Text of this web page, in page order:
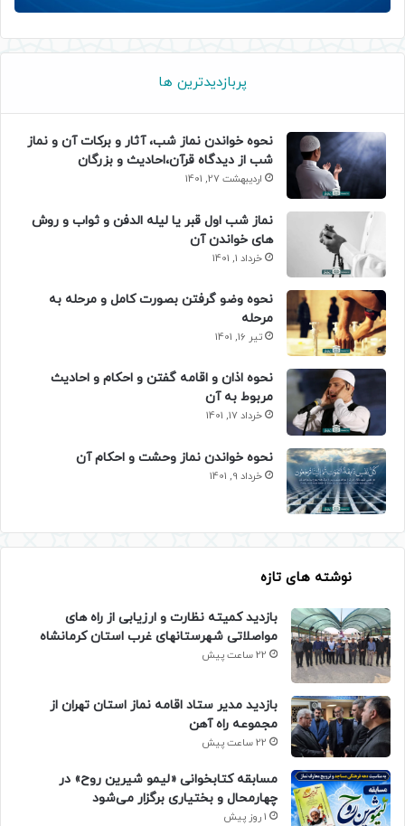
پربازدیدترین ها
نحوه خواندن نماز شب، آثار و برکات آن و نماز
شب از دیدگاه قرآن،احادیث و بزرگان
اردیبهشت 27, 1401
نماز شب اول قبر یا لیله الدفن و ثواب و روش
های خواندن آن
خرداد 1, 1401
نحوه وضو گرفتن بصورت کامل و مرحله به
مرحله
تیر 16, 1401
نحوه اذان و اقامه گفتن و احکام و احادیث
مربوط به آن
خرداد 17, 1401
نحوه خواندن نماز وحشت و احکام آن
خرداد 9, 1401
نوشته های تازه
بازدید کمیته نظارت و ارزیابی از راه های
مواصلاتی شهرستانهای غرب استان کرمانشاه
22 ساعت پیش
بازدید مدیر ستاد اقامه نماز استان تهران از
مجموعه راه آهن
22 ساعت پیش
مسابقه کتابخوانی «لیمو شیرین روح» در
چهارمحال و بختیاری برگزار می‌شود
1 روز پیش